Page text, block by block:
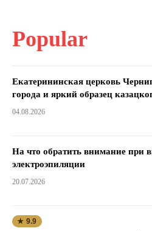
Popular
Екатерининская церковь
города и яркий образец
04.08.2026
На что обратить внимание при
электроэпиляции
20.07.2026
★ 9.9